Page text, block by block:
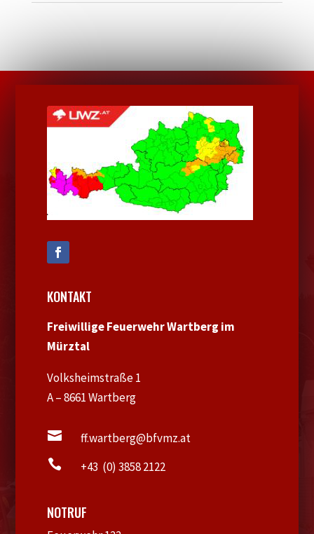
KONTAKT
Freiwillige Feuerwehr Wartberg im
Mürztal
Volksheimstraße 1
A – 8661 Wartberg
 ff.wartberg@bfvmz.at
 +43 (0) 3858 2122
NOTRUF